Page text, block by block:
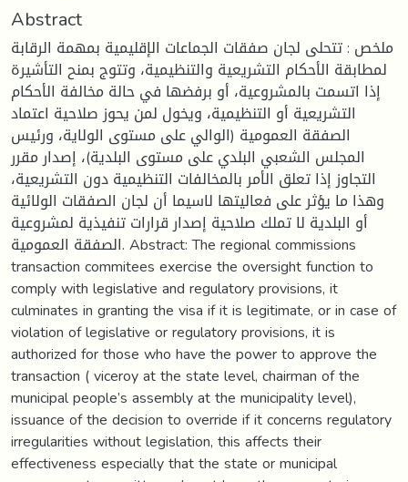
Abstract
ملخص : تتحلى لجان صفقات الجماعات الإقليمية بمهمة الرقابة
لمطابقة الأحكام التشريعية والتنظيمية، وتتوج بمنح التأشيرة
إذا اتسمت بالمشروعية، أو برفضها في حالة مخالفة الأحكام
التشريعية أو التنظيمية، ويخول لمن يحوز صلاحية اعتماد
الصفقة العمومية (الوالي على مستوى الولاية، ورئيس
المجلس الشعبي البلدي على مستوى البلدية)، إصدار مقرر
التجاوز إذا تعلق الأمر بالمخالفات التنظيمية دون التشريعية،
وهذا ما يؤثر على فعاليتها لاسيما أن لجان الصفقات الولائية
أو البلدية لا تملك صلاحية إصدار قرارات تنفيذية لمشروعية
الصفقة العمومية. Abstract: The regional commissions
transaction commitees exercise the oversight function to
comply with legislative and regulatory provisions, it
culminates in granting the visa if it is legitimate, or in case of
violation of legislative or regulatory provisions, it is
authorized for those who have the power to approve the
transaction ( viceroy at the state level, chairman of the
municipal people’s assembly at the municipality level),
issuance of the decision to override if it concerns regulatory
irregularities without legislation, this affects their
effectiveness especially that the state or municipal